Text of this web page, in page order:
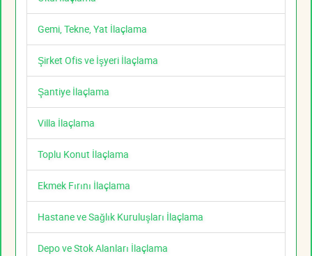
Gemi, Tekne, Yat İlaçlama
Şirket Ofis ve İşyeri İlaçlama
Şantiye İlaçlama
Villa İlaçlama
Toplu Konut İlaçlama
Ekmek Fırını İlaçlama
Hastane ve Sağlık Kuruluşları İlaçlama
Depo ve Stok Alanları İlaçlama